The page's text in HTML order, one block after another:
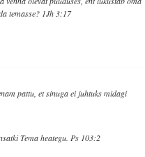
temasse? 1Jh 3:17
pattu, et sinuga ei juhtuks midagi
Tema heategu. Ps 103:2